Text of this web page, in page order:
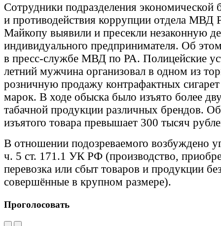
Сотрудники подразделения экономической
и противодействия коррупции отдела МВД
Майкопу выявили и пресекли незаконную
индивидуального предпринимателя. Об
в пресс-службе МВД по РА. Полицейские
летний мужчина организовал в одном из
розничную продажу контрафактных
марок. В ходе обыска было изъято более
табачной продукции различных брендов.
изъятого товара превышает 300 тысяч
В отношении подозреваемого возбуждено
ч. 5 ст. 171.1 УК РФ (производство,
перевозка или сбыт товаров и продукции
совершённые в крупном размере).
Проголосовать